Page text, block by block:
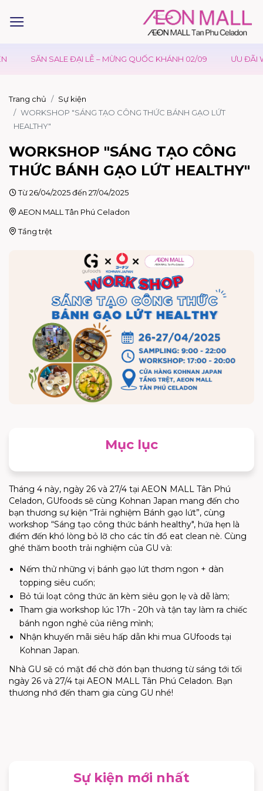
SĂN SALE ĐẠI LỄ – MỪNG QUỐC KHÁNH 02/09 ƯU ĐÃI
Trang chủ
Sự kiện
WORKSHOP "SÁNG TẠO CÔNG THỨC BÁNH GẠO LỨT
HEALTHY"
WORKSHOP "SÁNG TẠO CÔNG
THỨC BÁNH GẠO LỨT HEALTHY"
Từ 26/04/2025 đến 27/04/2025
AEON MALL Tân Phú Celadon
Tầng trệt
Mục lục
Tháng 4 này, ngày 26 và 27/4 tại AEON MALL Tân Phú
Celadon, GUfoods sẽ cùng Kohnan Japan mang đến cho
bạn thương sự kiện “Trải nghiệm Bánh gạo lứt”, cùng
workshop “Sáng tạo công thức bánh healthy", hứa hẹn là
điểm đến khó lòng bỏ lỡ cho các tín đồ eat clean nè. Cùng
ghé thăm booth trải nghiệm của GU và:
Nếm thử những vị bánh gạo lứt thơm ngon + dàn
topping siêu cuốn;
Bỏ túi loạt công thức ăn kèm siêu gọn lẹ và dễ làm;
Tham gia workshop lúc 17h - 20h và tận tay làm ra chiếc
bánh ngon nghẻ của riêng mình;
Nhận khuyến mãi siêu hấp dẫn khi mua GUfoods tại
Kohnan Japan.
Nhà GU sẽ có mặt để chờ đón bạn thương từ sáng tới tối
ngày 26 và 27/4 tại AEON MALL Tân Phú Celadon. Bạn
thương nhớ đến tham gia cùng GU nhé!
Sự kiện mới nhất